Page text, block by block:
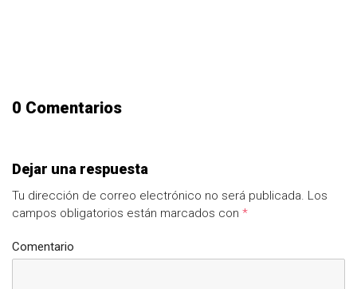
0 Comentarios
Dejar una respuesta
Tu dirección de correo electrónico no será publicada. Los
campos obligatorios están marcados con *
Comentario